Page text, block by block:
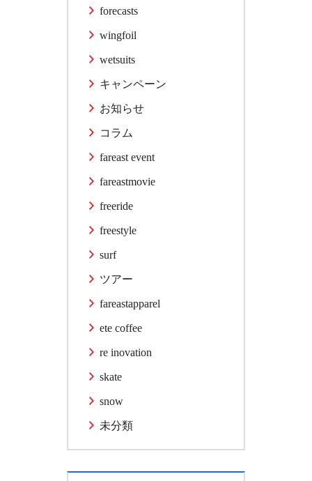
forecasts
wingfoil
wetsuits
キャンペーン
お知らせ
コラム
fareast event
fareastmovie
freeride
freestyle
surf
ツアー
fareastapparel
ete coffee
re inovation
skate
snow
未分類